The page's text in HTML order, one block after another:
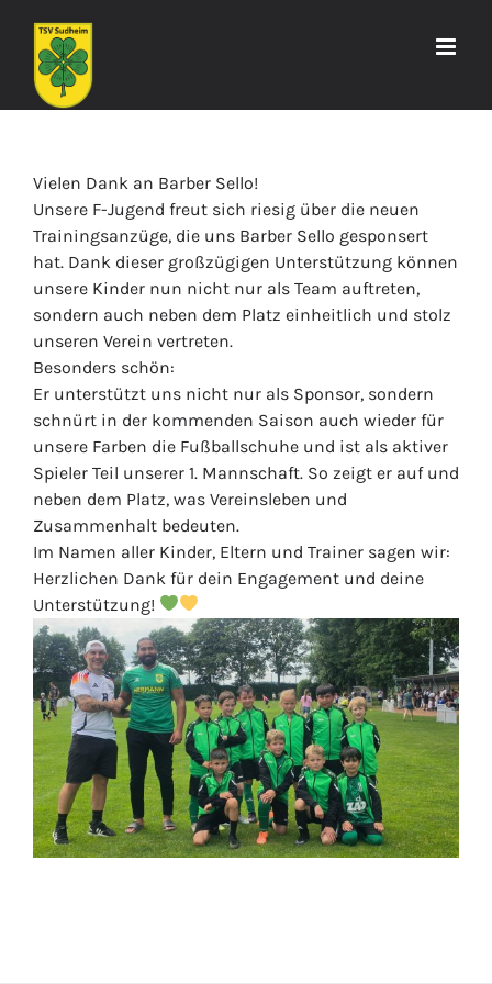
Inhalt
springen
Vielen Dank an Barber Sello!
Unsere F-Jugend freut sich riesig über die neuen
Trainingsanzüge, die uns Barber Sello gesponsert
hat. Dank dieser großzügigen Unterstützung können
unsere Kinder nun nicht nur als Team auftreten,
sondern auch neben dem Platz einheitlich und stolz
unseren Verein vertreten.
Besonders schön:
Er unterstützt uns nicht nur als Sponsor, sondern
schnürt in der kommenden Saison auch wieder für
unsere Farben die Fußballschuhe und ist als aktiver
Spieler Teil unserer 1. Mannschaft. So zeigt er auf und
neben dem Platz, was Vereinsleben und
Zusammenhalt bedeuten.
Im Namen aller Kinder, Eltern und Trainer sagen wir:
Herzlichen Dank für dein Engagement und deine
Unterstützung!